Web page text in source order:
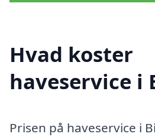
Hvad koster
haveservice i
Prisen på haveservice i